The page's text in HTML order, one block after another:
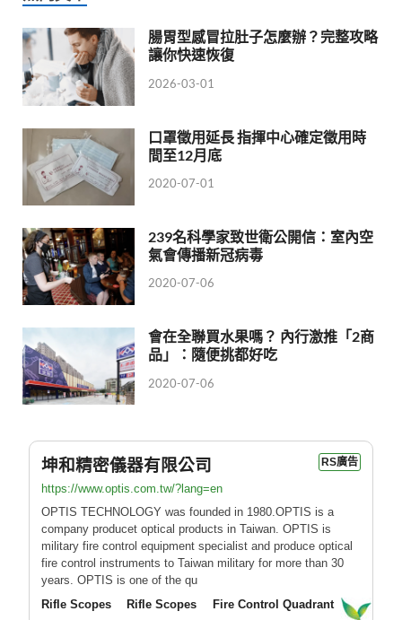
腸胃型感冒拉肚子怎麼辦？完整攻略
讓你快速恢復
2026-03-01
口罩徵用延長 指揮中心確定徵用時
間至12月底
2020-07-01
239名科學家致世衛公開信：室內空
氣會傳播新冠病毒
2020-07-06
會在全聯買水果嗎？ 內行激推「2商
品」：隨便挑都好吃
2020-07-06
坤和精密儀器有限公司 RS廣告
https://www.optis.com.tw/?lang=en
OPTIS TECHNOLOGY was founded in 1980.OPTIS is a
company producet optical products in Taiwan. OPTIS is
military fire control equipment specialist and produce optical
fire control instruments to Taiwan military for more than 30
years. OPTIS is one of the qu
Rifle Scopes
Rifle Scopes Fire Control Quadrant